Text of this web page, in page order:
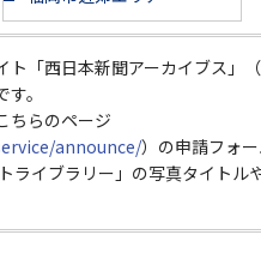
「西日本新聞アーカイブス」
。
ちらのページ
announce/）の申請フォ
ライブラリー」の写真タイトル